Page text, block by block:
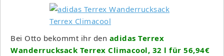
Bei Otto bekommt ihr den adidas Terrex
Wanderrucksack Terrex Climacool, 32 l für 56,94€